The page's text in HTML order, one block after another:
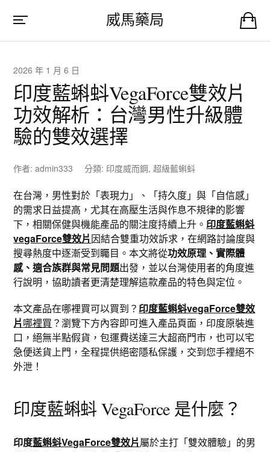
威馬藥局
2026 年 1 月 6 日
印度藍蝌蚪VegaForce雙效片
功效解析：台灣男性升級體
驗的雙效選擇
作者:admin333 分類: 印度威而鋼,超級藍蝌蚪
在台灣，男性對於「表現力」、「持久度」與「自信感」
的需求日益提高，尤其在高壓生活與作息不規律的影響
下，相關保健與機能產品的關注度持續上升。 印度藍蝌蚪
vegaForce雙效片因結合雙重功效訴求，在網路討論度與
搜尋熱度中逐漸受到矚目。本文將從功效原理、實際體
感、適合族群與常見問題出發，並以台灣使用者的角度進
行說明，協助讀者更清楚理解這款產品的特色與定位。
本文產品在哪裡買可以買到？ 印度藍蝌蚪vegaForce雙效
片哪裡買 ？瀏覽下方內容即可進入產品頁面，印度原裝進
口，絕無半點假貨，包運費送達三大超商門市，也可以宅
急便送貨上門，全程提供絕密隱私保護，交到您手裡絕不
外泄！
印度藍蝌蚪 VegaForce 是什麼？
印度藍蝌蚪VegaForce雙效片屬於主打「雙效體驗」的男